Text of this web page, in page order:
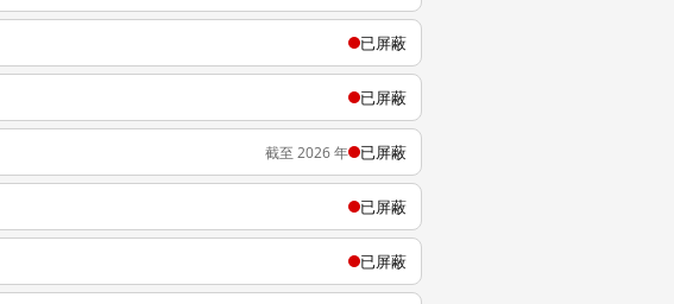
已屏蔽
已屏蔽
截至 2026 年 已屏蔽
已屏蔽
已屏蔽